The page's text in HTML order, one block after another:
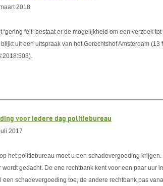
2018
‘gering feit’ bestaat er de mogelijkheid om een verzoek
uit een uitspraak van het Gerechtshof Amsterdam (13
voor iedere dag politiebureau
2017
het politiebureau moet u een schadevergoeding
wordt gedacht. De ene rechtbank kent voor een paar uur
een schadevergoeding toe, de andere rechtbank pas